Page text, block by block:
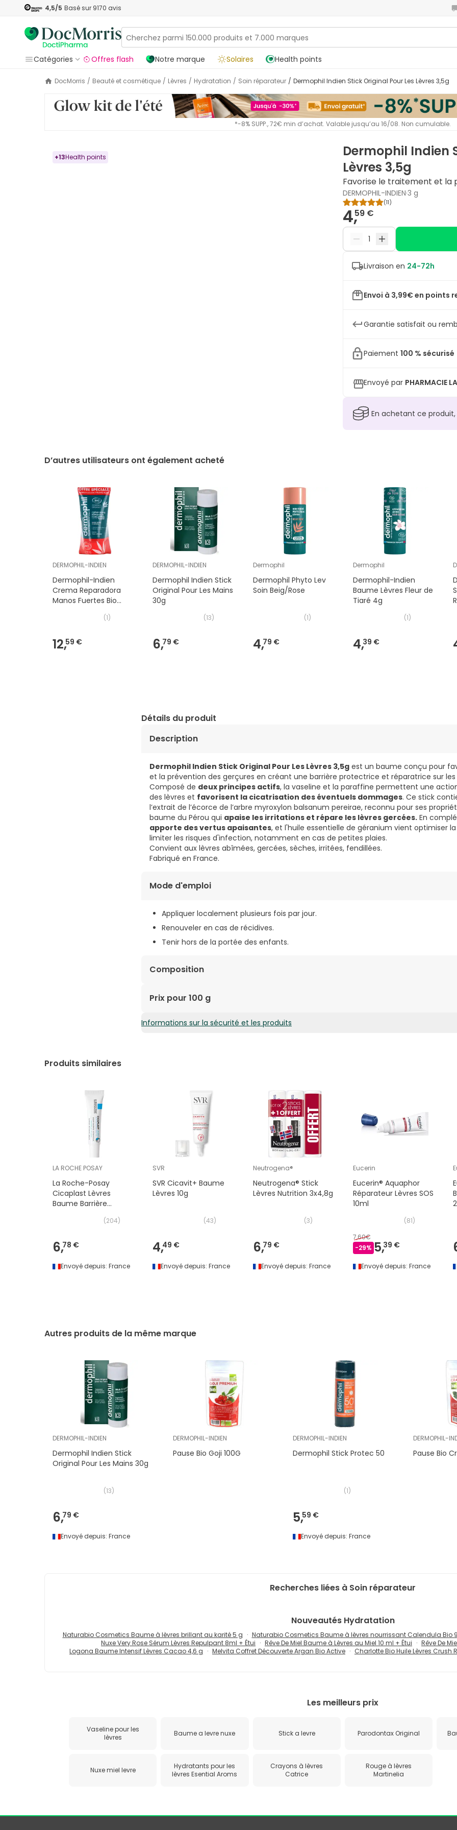
4,5/5 Basé sur 9170 avis
Catégories
Offres flash Notre marque Solaires Health points
DocMorris / Beauté et cosmétique / Lèvres / Hydratation / Soin réparateur / Dermophil Indien Stick Original Pour Les Lèvres 3,5g
*-8% SUPP., 72€ min d’achat. Valable jusqu’au 16/08. Non cumulable.
+13Health points
Dermophil Indien
Lèvres 3,5g
Favorise le traitement et la
DERMOPHIL-INDIEN·3 g
(11)
4,59 €
Livraison en 24-72h
Envoi à 3,99€ en points
Garantie satisfait ou
Paiement 100 % sécurisé
Envoyé par PHARMACIE
En achetant ce
D’autres utilisateurs ont également acheté
DERMOPHIL-INDIEN
Dermophil-Indien
Crema Reparadora
Manos Fuertes Bio
(1)
12,59 €
DERMOPHIL-INDIEN
Dermophil Indien Stick
Original Pour Les Mains
30g
(13)
6,79 €
Dermophil
Dermophil Phyto Lev
Soin Beig/Rose
(1)
4,79 €
Dermophil
Dermophil-Indien
Baume Lèvres Fleur de
Tiaré 4g
(1)
4,39 €
Détails du produit
Description
Dermophil Indien Stick Original Pour Les Lèvres 3,5g est un baume conçu pour
et la prévention des gerçures en créant une barrière protectrice et réparatrice sur les
Composé de deux principes actifs, la vaseline et la paraffine permettent une
des lèvres et favorisent la cicatrisation des éventuels dommages. Ce stick
l’extrait de l’écorce de l’arbre myroxylon balsanum pereirae, reconnu pour ses
baume du Pérou qui apaise les irritations et répare les lèvres gercées. En
apporte des vertus apaisantes, et l'huile essentielle de géranium vient optimiser
limiter les risques d'infection, notamment en cas de petites plaies.
Convient aux lèvres abîmées, gercées, sèches, irritées, fendillées.
Fabriqué en France.
Mode d'emploi
Appliquer localement plusieurs fois par jour.
Renouveler en cas de récidives.
Tenir hors de la portée des enfants.
Composition
Vaseline, paraffine solide, salol, éthanol, baume du Pérou, alpha bisabolol naturel, huile
Prix pour 100 g
114,00€ / 100 g
Informations sur la sécurité et les produits
Produits similaires
LA ROCHE POSAY
La Roche-Posay
Cicaplast Lèvres
Baume Barrière
(204)
6,78 €
Envoyé depuis: France
SVR
SVR Cicavit+ Baume
Lèvres 10g
(43)
4,49 €
Envoyé depuis: France
Neutrogena®
Neutrogena® Stick
Lèvres Nutrition 3x4,8g
(3)
6,79 €
Envoyé depuis: France
Eucerin
Eucerin® Aquaphor
Réparateur Lèvres SOS
10ml
(81)
7,60€
-29% 5,39 €
Envoyé depuis: France
Autres produits de la même marque
DERMOPHIL-INDIEN
Dermophil Indien Stick
Original Pour Les Mains 30g
(13)
6,79 €
Envoyé depuis: France
DERMOPHIL-INDIEN
Pause Bio Goji 100G
DERMOPHIL-INDIEN
Dermophil Stick Protec 50
(1)
5,59 €
Envoyé depuis: France
DERMOPHIL-
Pause Bio
Recherches liées à Soin réparateur
Nouveautés Hydratation
Naturabio Cosmetics Baume à lèvres brillant au karité 5 g Naturabio Cosmetics Baume à lèvres nourrissant Calendula Bio
Nuxe Very Rose Sérum Lèvres Repulpant 8ml + Étui
Rêve De Miel Baume à Lèvres au Miel 10 ml + Étui
Rêve De
Logona Baume Intensif Lèvres Cacao 4,6 g
Melvita Coffret Découverte Argan Bio Active Charlotte Bio Huile Lèvres Crush
Les meilleurs prix
Vaseline pour les
lèvres
Baume a levre nuxe Stick a levre Parodontax Original
Nuxe miel levre
Hydratants pour les
lèvres Esential Aroms
Crayons à lèvres
Catrice
Rouge à lèvres
Martinelia